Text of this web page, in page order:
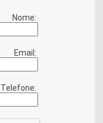
Nome:
Email:
Telefone: